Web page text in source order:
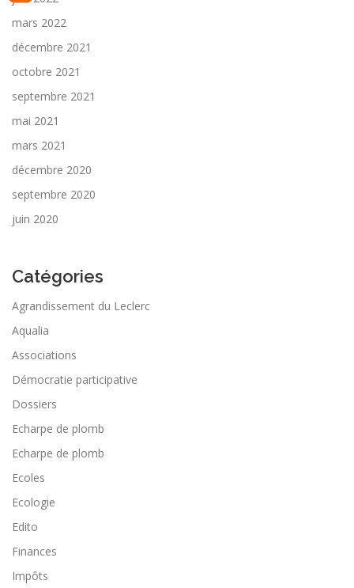
mars 2022
décembre 2021
octobre 2021
septembre 2021
mai 2021
mars 2021
décembre 2020
septembre 2020
juin 2020
Catégories
Agrandissement du Leclerc
Aqualia
Associations
Démocratie participative
Dossiers
Echarpe de plomb
Echarpe de plomb
Ecoles
Ecologie
Edito
Finances
Impôts